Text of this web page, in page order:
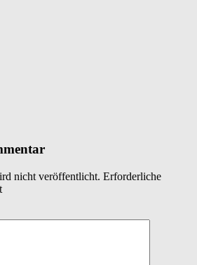
nicht veröffentlicht. Erforderliche